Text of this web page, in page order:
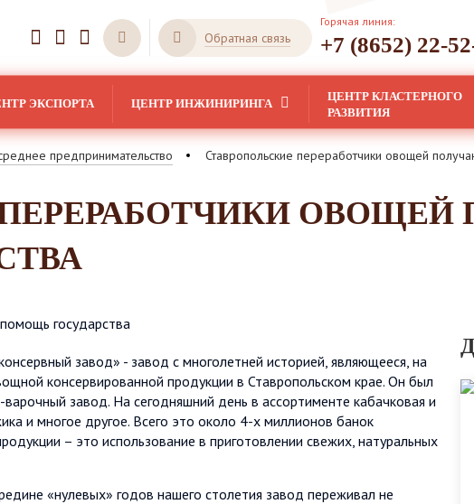
Обратная связь
Горячая линия:
+7 (8652) 22-
ЭКСПОРТА ЦЕНТР ИНЖИНИРИНГА
ЦЕНТР КЛАСТЕРНОГО
РАЗВИТИЯ
предпринимательство Ставропольские переработчики овощей
завод» - завод с многолетней историей, являющееся, на
консервированной продукции в Ставропольском крае. Он был
завод. На сегодняшний день в ассортименте кабачковая и
и многое другое. Всего это около 4-х миллионов банок
– это использование в приготовлении свежих, натуральных
«нулевых» годов нашего столетия завод переживал не